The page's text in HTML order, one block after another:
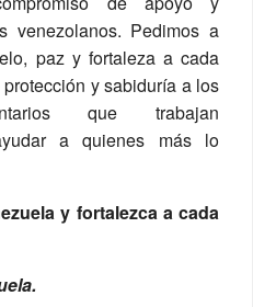
venezolanos. Pedimos a
paz y fortaleza a cada
y sabiduría a los
que trabajan
a quienes más lo
y fortalezca a cada